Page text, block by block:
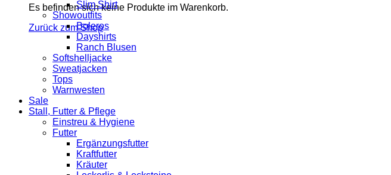
Es befinden sich keine Produkte im Warenkorb.
Zurück zum Shop
Slim Shirt
Showoutfits
Boleros
Dayshirts
Ranch Blusen
Softshelljacke
Sweatjacken
Tops
Warnwesten
Sale
Stall, Futter & Pflege
Einstreu & Hygiene
Futter
Ergänzungsfutter
Kraftfutter
Kräuter